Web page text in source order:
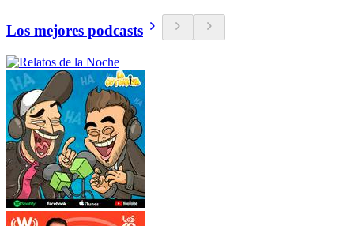
Los mejores podcasts